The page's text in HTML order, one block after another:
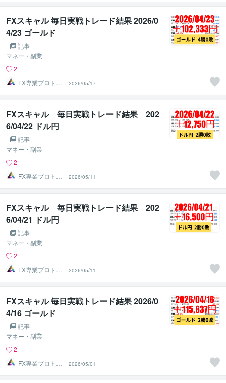
FXスキャル 毎日実戦トレード結果 2026/0
4/23 ゴールド
記事
マネー・副業
2
FX専業プロトレ
ーダーのAチーム
2026/05/17
FXスキャル 毎日実戦トレード結果 202
6/04/22 ドル円
記事
マネー・副業
2
FX専業プロトレ
ーダーのAチーム
2026/05/11
FXスキャル 毎日実戦トレード結果 202
6/04/21 ドル円
記事
マネー・副業
2
FX専業プロトレ
ーダーのAチーム
2026/05/11
FXスキャル 毎日実戦トレード結果 2026/0
4/16 ゴールド
記事
マネー・副業
2
FX専業プロトレ
ーダーのAチーム
2026/05/01